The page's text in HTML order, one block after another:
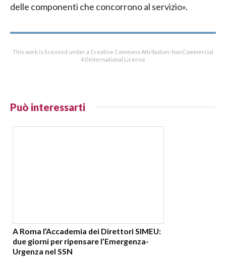
delle componenti che concorrono al servizio».
This work is licensed under a Creative Commons Attribution-NonCommercial
4.0 International License
Può interessarti
A Roma l’Accademia dei Direttori SIMEU:
due giorni per ripensare l’Emergenza-
Urgenza nel SSN